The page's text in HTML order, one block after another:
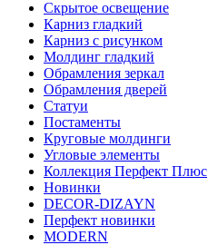
Скрытое освещение
Карниз гладкий
Карниз с рисунком
Молдинг гладкий
Обрамления зеркал
Обрамления дверей
Статуи
Постаменты
Круговые молдинги
Угловые элементы
Коллекция Перфект Плюс
Новинки
DECOR-DIZAYN
Перфект новинки
MODERN